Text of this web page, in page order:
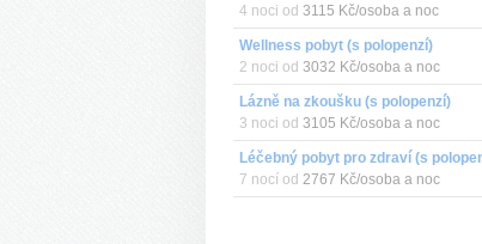
4 noci od 3115 Kč/osoba a noc
Wellness pobyt (s polopenzí)
2 noci od 3032 Kč/osoba a noc
Lázně na zkoušku (s polopenzí)
3 noci od 3105 Kč/osoba a noc
Léčebný pobyt pro zdraví (s
7 nocí od 2767 Kč/osoba a noc